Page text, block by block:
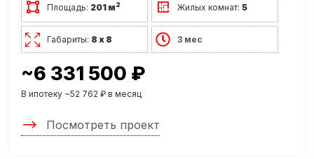
Площадь: 201 м2 Жилых комнат:5
Габариты: 8 х 8 3 мес
~6 331 500 ₽
В ипотеку ~52 762 ₽ в месяц
Посмотреть проект